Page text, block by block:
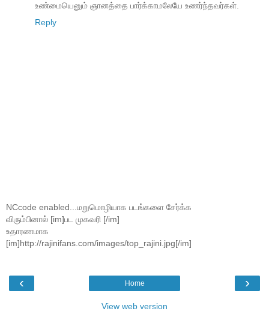
உண்மையெனும் ஞானத்தை பார்க்காமலேயே உணர்ந்தவர்கள்.
Reply
NCcode enabled...மறுமொழியாக படங்களை சேர்க்க
விரும்பினால் [im]பட முகவரி [/im]
உதாரணமாக
[im]http://rajinifans.com/images/top_rajini.jpg[/im]
‹ ›
Home
View web version